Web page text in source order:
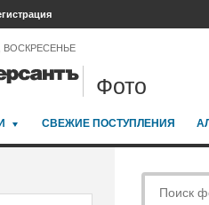
ВОСКРЕСЕНЬЕ
Фото
СВЕЖИЕ ПОСТУПЛЕНИЯ